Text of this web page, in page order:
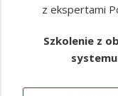
z ekspertami
Szkolenie z
systemu